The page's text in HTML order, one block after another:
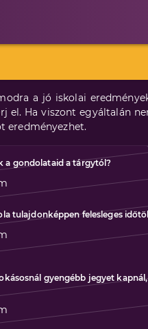
a jó iskolai
el. Ha viszont egyáltalán
eredményezhet.
a gondolataid a tárgytól?
tulajdonképpen felesleges
gyengébb jegyet kapnál,